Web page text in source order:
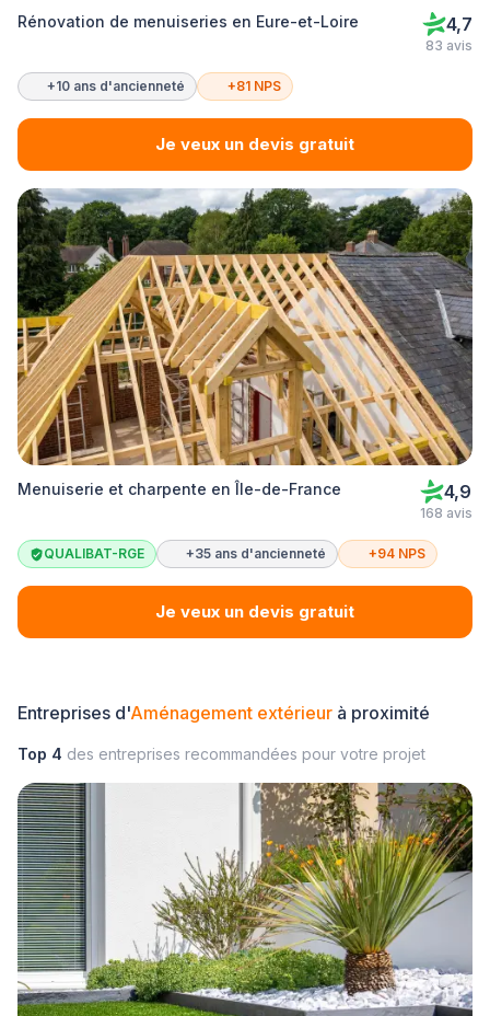
Rénovation de menuiseries en Eure-et-Loire 4,7
83 avis
+10 ans d'ancienneté +81 NPS
Je veux un devis gratuit
Menuiserie et charpente en Île-de-France 4,9
168 avis
QUALIBAT-RGE +35 ans d'ancienneté +94 NPS
Je veux un devis gratuit
Entreprises d'Aménagement extérieur à proximité
Top 4 des entreprises recommandées pour votre projet